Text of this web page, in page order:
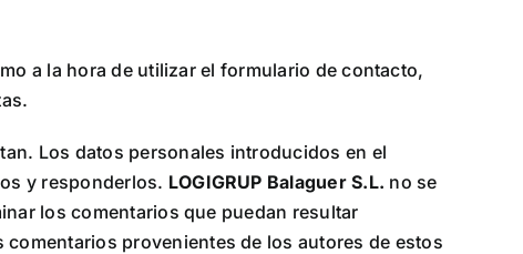
a la hora de utilizar el formulario de contacto,
Los datos personales introducidos en el
y responderlos. LOGIGRUP Balaguer S.L. no se
los comentarios que puedan resultar
provenientes de los autores de estos